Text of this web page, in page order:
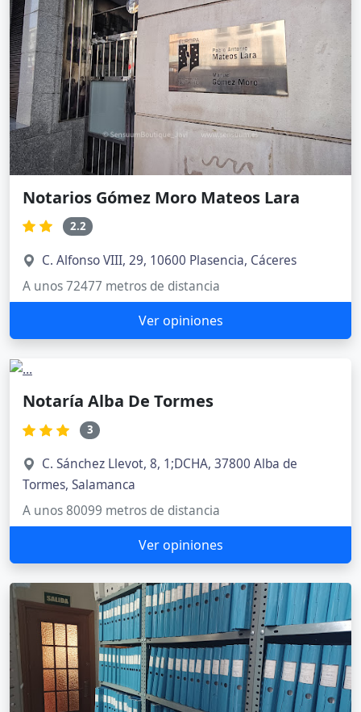
Notarios Gómez Moro Mateos Lara
2.2
C. Alfonso VIII, 29, 10600 Plasencia, Cáceres
A unos 72477 metros de distancia
Ver opiniones
Notaría Alba De Tormes
3
C. Sánchez Llevot, 8, 1;DCHA, 37800 Alba de
Tormes, Salamanca
A unos 80099 metros de distancia
Ver opiniones